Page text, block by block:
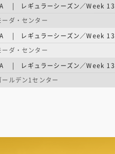
| レギュラーシーズン／Week 13
ーダ・センター
| レギュラーシーズン／Week 13
ーダ・センター
| レギュラーシーズン／Week 13
ールデン1センター